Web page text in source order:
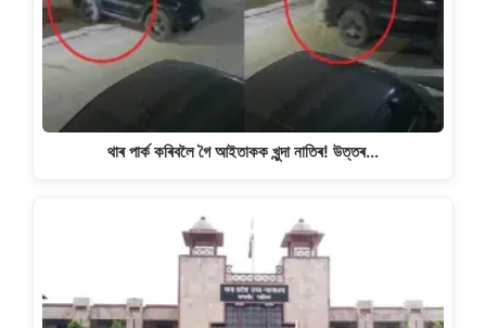
থাৰ পাৰ্ক কৰিবলৈ গৈ আইতাকক খুন্দা নাতিৰ! উত্তৰ…